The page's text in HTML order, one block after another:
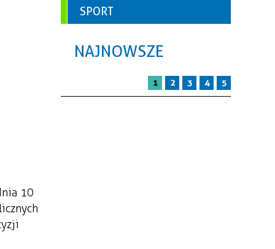
10
SPORT
NAJNOWSZE
1 2 3 4 5